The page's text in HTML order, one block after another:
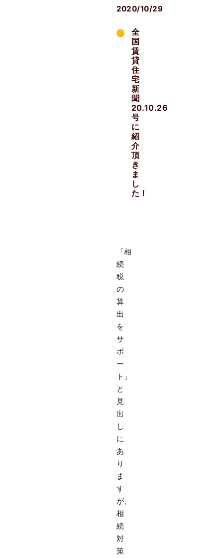
2020/10/29
全
国
賃
貸
住
宅
新
聞
20.10.26
号
に
紹
介
頂
き
ま
し
た！
「相
続
税
の
算
出
を
サ
ポ
ー
ト」
と
見
出
し
に
あ
り
ま
す
が、
相
続
対
策